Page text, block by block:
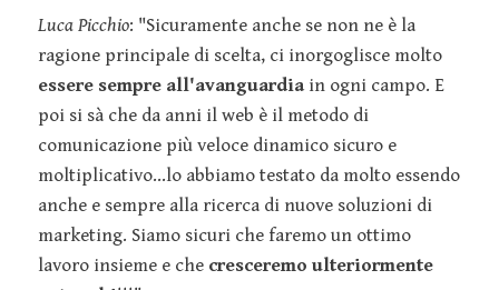
Luca Picchio: "Sicuramente anche se non ne è la
ragione principale di scelta, ci inorgoglisce molto
essere sempre all'avanguardiain ogni campo. E
poi si sà che da anni il web è il metodo di
comunicazione più veloce dinamico sicuro e
moltiplicativo...lo abbiamo testato da molto essendo
anche e sempre alla ricerca di nuove soluzioni di
marketing. Siamo sicuri che faremo un ottimo
lavoro insieme e che cresceremo ulteriormente